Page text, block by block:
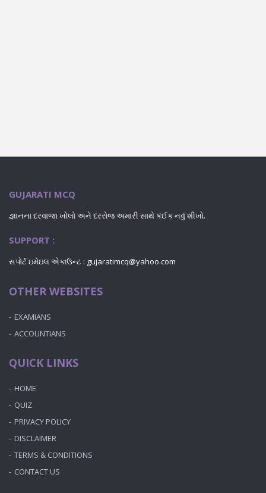
GUJARATI MCQ
જ્ઞાનના દરવાજા ખોલો અને દરરોજ અમારી સાથે કંઈક નવું શીખો.
SUPPORT :
સપોર્ટ ઇમેઇલ એકાઉન્ટ : gujaratimcq@yahoo.com
OTHER WEBSITES
EXAMIANS
ACCOUNTIANS
QUICK LINKS
HOME
QUIZ
PRIVACY POLICY
DISCLAIMER
TERMS & CONDITIONS
CONTACT US